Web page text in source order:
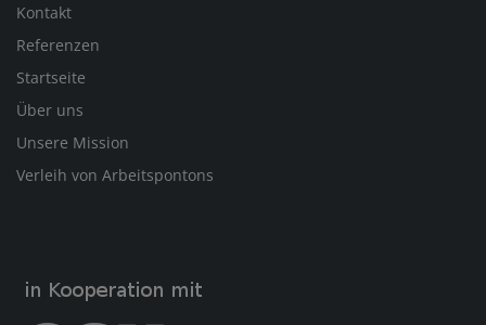
Kontakt
Referenzen
Startseite
Über uns
Unsere Mission
Verleih von Arbeitspontons